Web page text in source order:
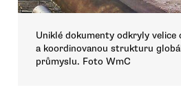
Uniklé dokumenty odkryly velice
a koordinovanou strukturu
průmyslu. Foto WmC